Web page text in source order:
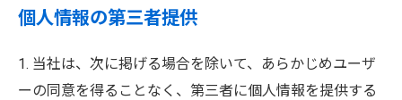
個人情報の第三者提供
1. 当社は、次に掲げる場合を除いて、あらかじめユーザ
ーの同意を得ることなく、第三者に個人情報を提供する